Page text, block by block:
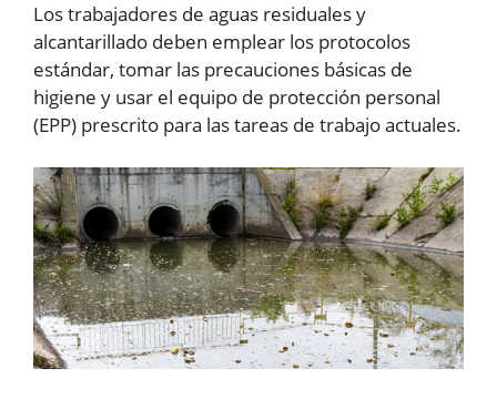
Los trabajadores de aguas residuales y
alcantarillado deben emplear los protocolos
estándar, tomar las precauciones básicas de
higiene y usar el equipo de protección personal
(EPP) prescrito para las tareas de trabajo actuales.